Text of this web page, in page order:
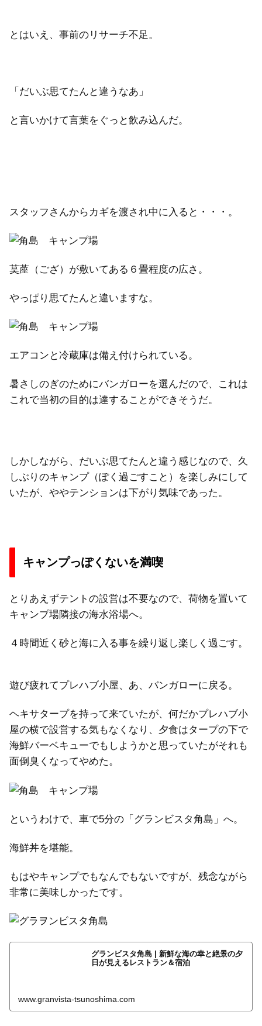
とはいえ、事前のリサーチ不足。
「だいぶ思てたんと違うなあ」
と言いかけて言葉をぐっと飲み込んだ。
スタッフさんからカギを渡され中に入ると・・・。
茣蓙（ござ）が敷いてある６畳程度の広さ。
やっぱり思てたんと違いますな。
エアコンと冷蔵庫は備え付けられている。
暑さしのぎのためにバンガローを選んだので、これは
これで当初の目的は達することができそうだ。
しかしながら、だいぶ思てたんと違う感じなので、久
しぶりのキャンプ（ぽく過ごすこと）を楽しみにして
いたが、ややテンションは下がり気味であった。
キャンプっぽくないを満喫
とりあえずテントの設営は不要なので、荷物を置いて
キャンプ場隣接の海水浴場へ。
４時間近く砂と海に入る事を繰り返し楽しく過ごす。
遊び疲れてプレハブ小屋、あ、バンガローに戻る。
ヘキサタープを持って来ていたが、何だかプレハブ小
屋の横で設営する気もなくなり、夕食はタープの下で
海鮮バーベキューでもしようかと思っていたがそれも
面倒臭くなってやめた。
というわけで、車で5分の「グランビスタ角島」へ。
海鮮丼を堪能。
もはやキャンプでもなんでもないですが、残念ながら
非常に美味しかったです。
グランビスタ角島 | 新鮮な海の幸と絶景の夕
日が見えるレストラン＆宿泊
www.granvista-tsunoshima.com